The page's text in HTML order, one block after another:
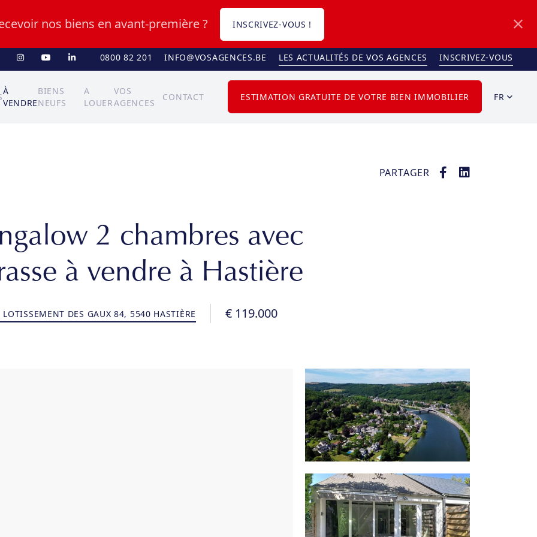
nos biens en avant-première ? INSCRIVEZ-VOUS !
0800 82 201 INFO@VOSAGENCES.BE LES ACTUALITÉS DE VOS AGENCES INSCRIVEZ-VOUS
À
VENDRE
BIENS
NEUFS
A
LOUER
VOS
AGENCES
CONTACT ESTIMATION GRATUITE DE VOTRE BIEN IMMOBILIER FR
PARTAGER
2 chambres avec
à vendre à Hastière
LOTISSEMENT DES GAUX 84, 5540 HASTIÈRE € 119.000